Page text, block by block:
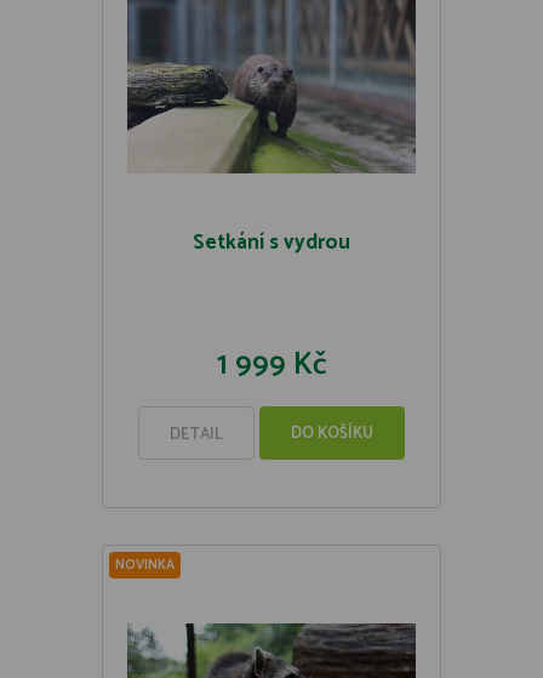
Setkání s vydrou
1 999 Kč
DETAIL DO KOŠÍKU
NOVINKA